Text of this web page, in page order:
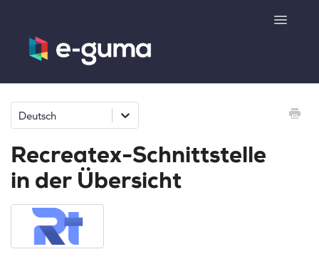
Toggle
Allgemeines
Ticketsystem
Deutsch
Recreatex-Schnittstelle
in der Übersicht